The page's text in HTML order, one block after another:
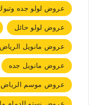
عروض لولو جده
عروض لولو حائل
عروض مانويل الرياض
عروض مانويل جده
عروض موسم الرياض